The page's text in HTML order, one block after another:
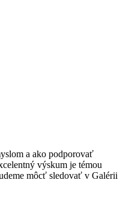
a ako podporovať
výskum je témou
môcť sledovať v Galérii